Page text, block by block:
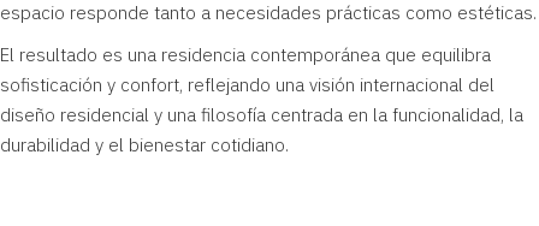
espacio responde tanto a necesidades prácticas como estéticas.
El resultado es una residencia contemporánea que equilibra
sofisticación y confort, reflejando una visión internacional del
diseño residencial y una filosofía centrada en la funcionalidad, la
durabilidad y el bienestar cotidiano.